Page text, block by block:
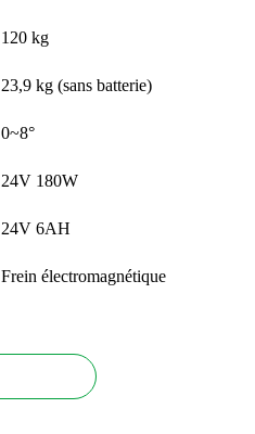
120 kg
23,9 kg (sans batterie)
0~8°
24V 180W
24V 6AH
Frein électromagnétique